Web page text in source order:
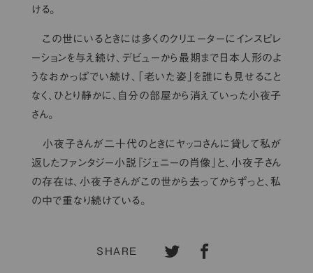
ける。
この世にいるときには多くのクリエーターにインスピレ
ーションを与え続け、デビューから最期まで日本人形のよ
うなおかっぱでい続け、「老いた姿」を誰にも見せること
なく、ひとり静かに、自分の部屋から消えていった小夜子
さん。
小夜子さんが二十代のときにヤッコさんに貸して私が
返したファンタジー小説『ジェニーの肖像』と、小夜子さん
の存在は、小夜子さんがこの世から去ってからずっと、私
の中で重なり続けている。
SHARE